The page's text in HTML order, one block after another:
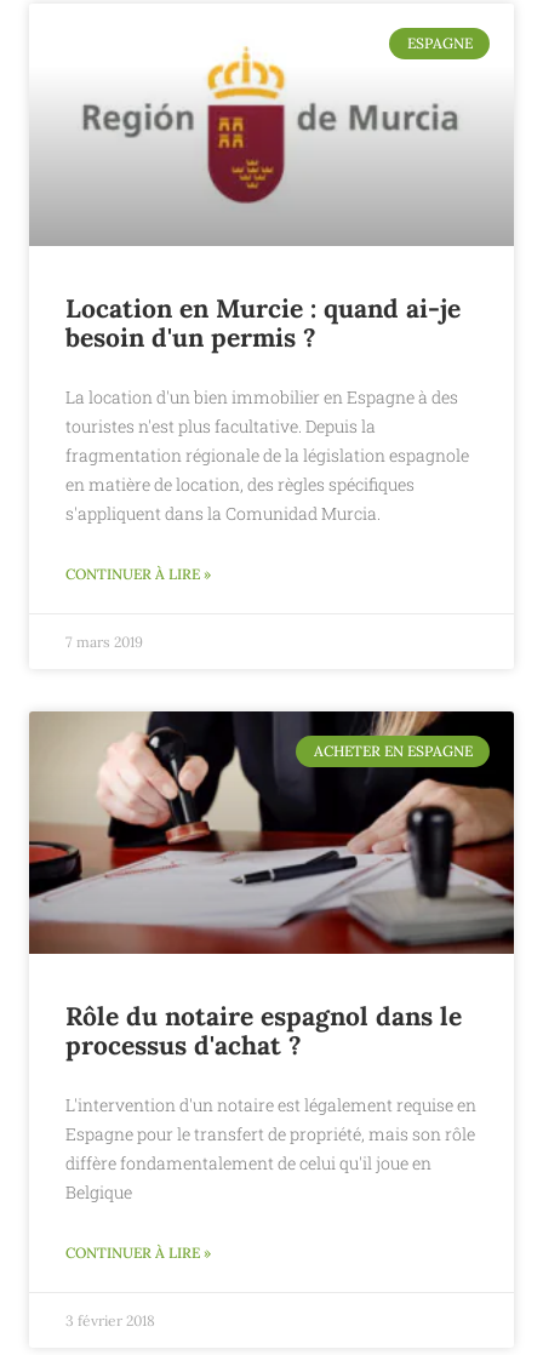
ESPAGNE
Location en Murcie : quand ai-je
besoin d'un permis ?
La location d'un bien immobilier en Espagne à des
touristes n'est plus facultative. Depuis la
fragmentation régionale de la législation espagnole
en matière de location, des règles spécifiques
s'appliquent dans la Comunidad Murcia.
CONTINUER À LIRE »
7 mars 2019
ACHETER EN ESPAGNE
Rôle du notaire espagnol dans le
processus d'achat ?
L'intervention d'un notaire est légalement requise en
Espagne pour le transfert de propriété, mais son rôle
diffère fondamentalement de celui qu'il joue en
Belgique
CONTINUER À LIRE »
3 février 2018